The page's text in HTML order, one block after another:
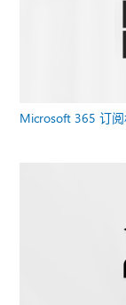
Microsoft 365 订